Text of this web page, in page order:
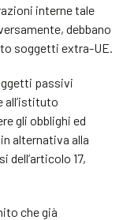
interne tale
debbano
soggetti extra-UE.
passivi
all’istituto
gli obblighi ed
alternativa alla
dell’articolo 17,
che già